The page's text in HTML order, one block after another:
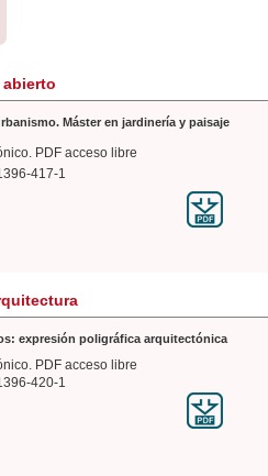
Máster en jardinería y paisaje
PDF acceso libre
417-1
expresión poligráfica arquitectónica
PDF acceso libre
420-1